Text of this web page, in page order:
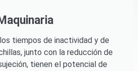
tiempos de inactividad y de
junto con la reducción de
tienen el potencial de